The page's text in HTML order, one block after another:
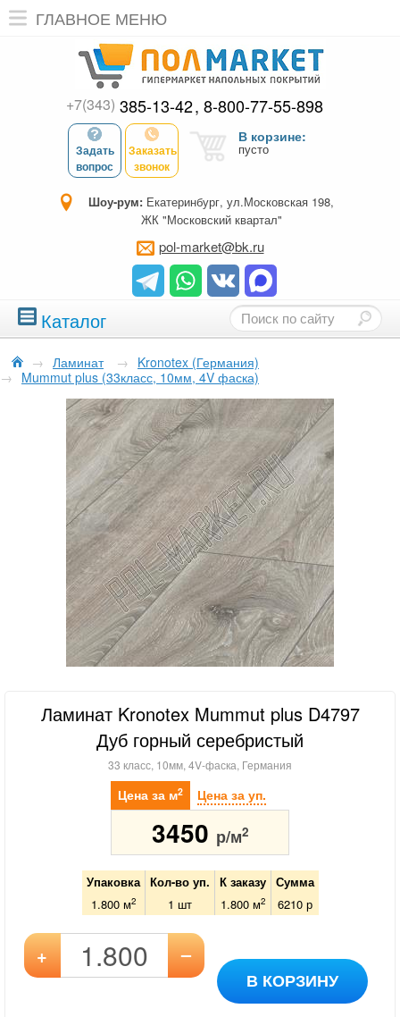
ГЛАВНОЕ МЕНЮ
+7(343) 385-13-42 8-800-77-55-898
Задать
вопрос
Заказать
звонок
В корзине:
пусто
Шоу-рум: Екатеринбург, ул.Московская 198,
ЖК "Московский квартал"
pol-market@bk.ru
Каталог
→ Ламинат → Kronotex (Германия)
→ Mummut plus (33класс, 10мм, 4V фаска)
Ламинат Kronotex Mummut plus D4797
Дуб горный серебристый
33 класс, 10мм, 4V-фаска, Германия
Цена за м2 Цена за уп.
3450 р/м2
Упаковка Кол-во уп. К заказу
Сумма
1.800 м2 1 шт 1.800м2 6210р
+ –
В КОРЗИНУ